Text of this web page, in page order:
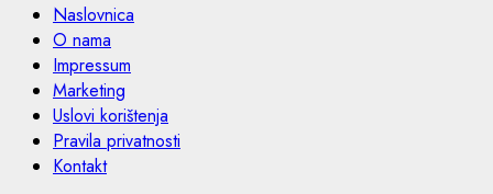
Naslovnica
O nama
Impressum
Marketing
Uslovi korištenja
Pravila privatnosti
Kontakt